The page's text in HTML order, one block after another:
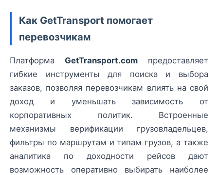
Как GetTransport помогает
перевозчикам
Платформа GetTransport.com предоставляет
гибкие инструменты для поиска и выбора
заказов, позволяя перевозчикам влиять на свой
доход и уменьшать зависимость от
корпоративных политик. Встроенные
механизмы верификации грузовладельцев,
фильтры по маршрутам и типам грузов, а также
аналитика по доходности рейсов дают
возможность оперативно выбирать наиболее